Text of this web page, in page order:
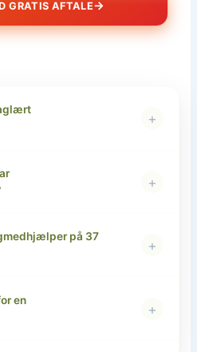
GRATIS AFTALE→
+
+
på 37
+
en
+